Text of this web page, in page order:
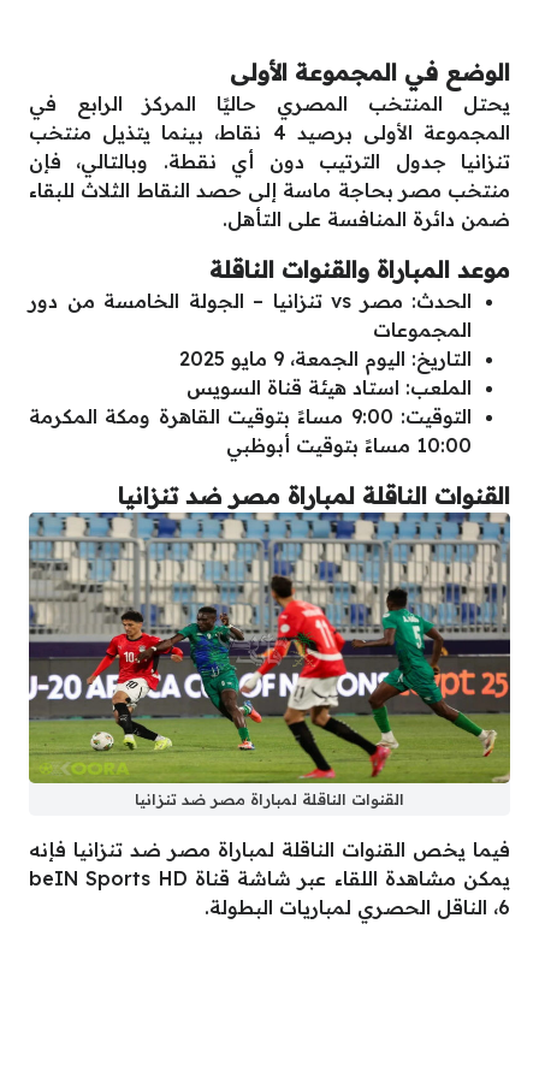
الوضع في المجموعة الأولى
يحتل المنتخب المصري حاليًا المركز الرابع في
المجموعة الأولى برصيد 4 نقاط، بينما يتذيل منتخب
تنزانيا جدول الترتيب دون أي نقطة. وبالتالي، فإن
منتخب مصر بحاجة ماسة إلى حصد النقاط الثلاث للبقاء
ضمن دائرة المنافسة على التأهل.
موعد المباراة والقنوات الناقلة
الحدث: مصر vs تنزانيا – الجولة الخامسة من دور
المجموعات
التاريخ: اليوم الجمعة، 9 مايو 2025
الملعب: استاد هيئة قناة السويس
التوقيت: 9:00 مساءً بتوقيت القاهرة ومكة المكرمة
10:00 مساءً بتوقيت أبوظبي
القنوات الناقلة لمباراة مصر ضد تنزانيا
القنوات الناقلة لمباراة مصر ضد تنزانيا
فيما يخص القنوات الناقلة لمباراة مصر ضد تنزانيا فإنه
يمكن مشاهدة اللقاء عبر شاشة قناة beIN Sports HD
6، الناقل الحصري لمباريات البطولة.